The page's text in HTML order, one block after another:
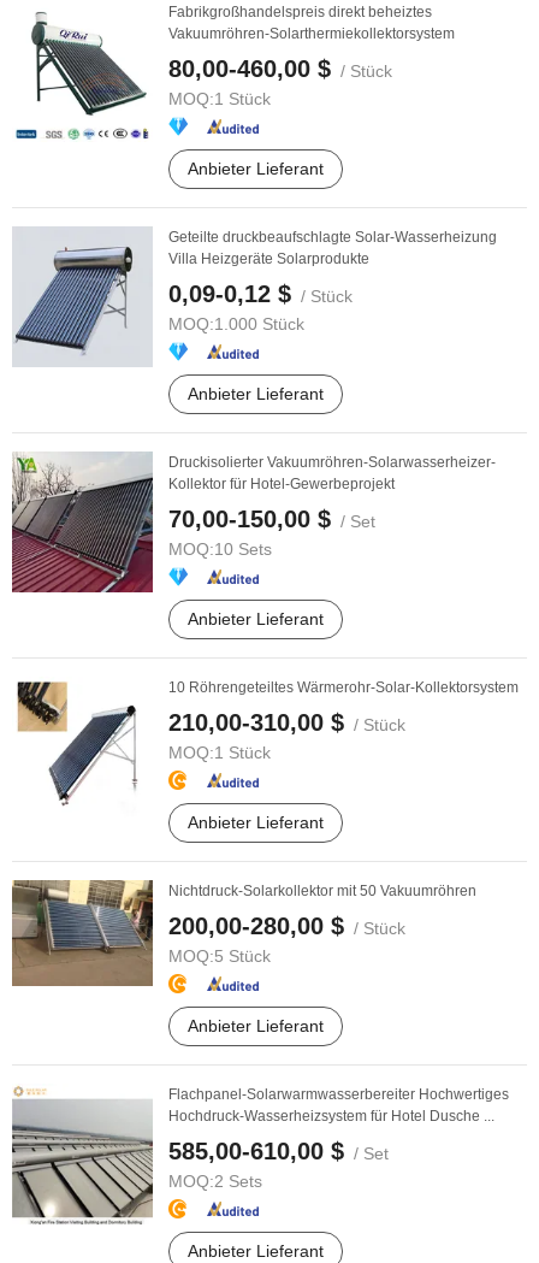
Fabrikgroßhandelspreis direkt beheiztes
Vakuumröhren-Solarthermiekollektorsystem
80,00-460,00 $ / Stück
MOQ:1 Stück
Anbieter Lieferant
Geteilte druckbeaufschlagte Solar-Wasserheizung
Villa Heizgeräte Solarprodukte
0,09-0,12 $ / Stück
MOQ:1.000 Stück
Anbieter Lieferant
Druckisolierter Vakuumröhren-Solarwasserheizer-
Kollektor für Hotel-Gewerbeprojekt
70,00-150,00 $ / Set
MOQ:10 Sets
Anbieter Lieferant
10 Röhrengeteiltes Wärmerohr-Solar-Kollektorsystem
210,00-310,00 $ / Stück
MOQ:1 Stück
Anbieter Lieferant
Nichtdruck-Solarkollektor mit 50 Vakuumröhren
200,00-280,00 $ / Stück
MOQ:5 Stück
Anbieter Lieferant
Flachpanel-Solarwarmwasserbereiter Hochwertiges
Hochdruck-Wasserheizsystem für Hotel Dusche ...
585,00-610,00 $ / Set
MOQ:2 Sets
Anbieter Lieferant